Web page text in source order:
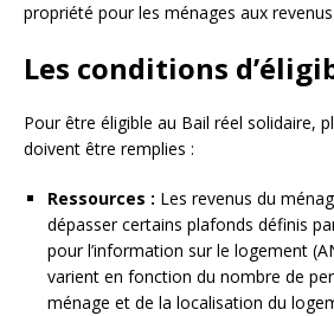
propriété pour les ménages aux
Les conditions
Pour être éligible au Bail réel solidaire,
doivent être remplies :
Ressources : Les revenus du
dépasser certains plafonds définis
pour l’information sur le logement
varient en fonction du nombre de
ménage et de la localisation du